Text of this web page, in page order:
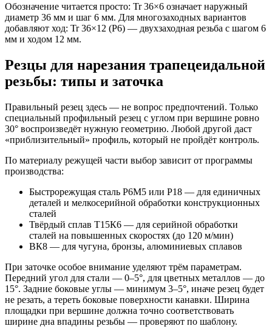
Обозначение читается просто: Tr 36×6 означает наружный
диаметр 36 мм и шаг 6 мм. Для многозаходных вариантов
добавляют ход: Tr 36×12 (P6) — двухзаходная резьба с шагом 6
мм и ходом 12 мм.
Резцы для нарезания трапецеидальной
резьбы: типы и заточка
Правильный резец здесь — не вопрос предпочтений. Только
специальный профильный резец с углом при вершине ровно
30° воспроизведёт нужную геометрию. Любой другой даст
«приблизительный» профиль, который не пройдёт контроль.
По материалу режущей части выбор зависит от программы
производства:
Быстрорежущая сталь Р6М5 или Р18 — для единичных
деталей и мелкосерийной обработки конструкционных
сталей
Твёрдый сплав Т15К6 — для серийной обработки
сталей на повышенных скоростях (до 120 м/мин)
ВК8 — для чугуна, бронзы, алюминиевых сплавов
При заточке особое внимание уделяют трём параметрам.
Передний угол для стали — 0–5°, для цветных металлов — до
15°. Задние боковые углы — минимум 3–5°, иначе резец будет
не резать, а тереть боковые поверхности канавки. Ширина
площадки при вершине должна точно соответствовать
ширине дна впадины резьбы — проверяют по шаблону.